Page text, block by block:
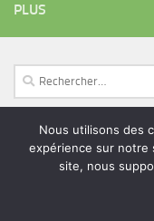
PLUS
Rechercher :
ÉTIQUETTES
Nous utilisons des
expérience sur notre
site, nous